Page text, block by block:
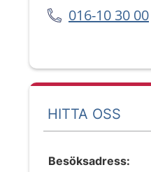
016-10 30 00
HITTA OSS
Besöksadress: